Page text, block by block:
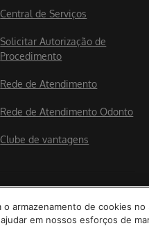
Central de Serviços
Solicitar Autorização de
Procedimento
Rede de Atendimento
Rede de Atendimento Odonto
Clube de vantagens
© 2025 Hapvida
armazenamento de cookies
em nossos esforços de